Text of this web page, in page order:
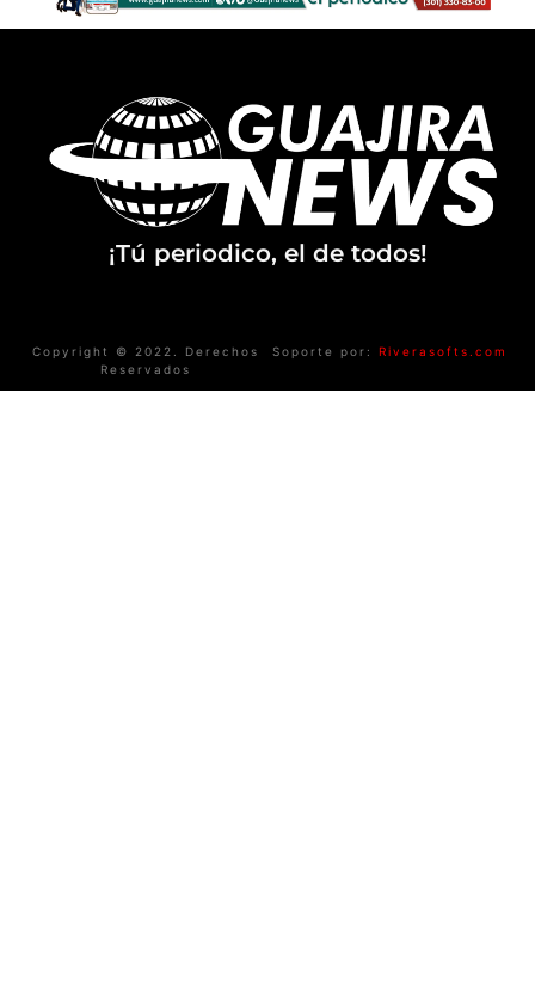
¡Tú periodico, el de todos!
Copyright © 2022. Derechos
Reservados
Soporte por: Riverasofts.com